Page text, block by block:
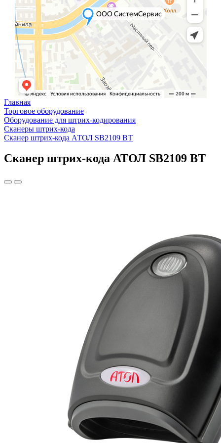
Главная
Торговое оборудование
Оборудование для штрих-кодирования
Сканеры штрих-кода
Сканер штрих-кода АТОЛ SB2109 BT
Сканер штрих-кода АТОЛ SB2109 BT